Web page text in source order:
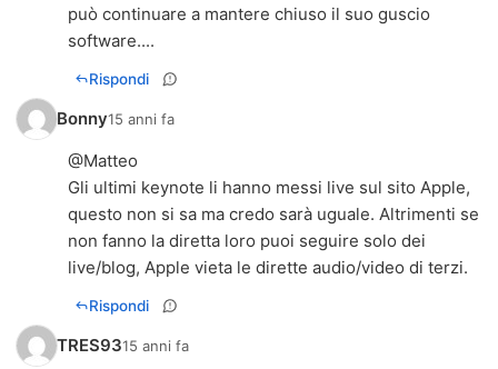
può continuare a mantere chiuso il suo guscio
software....
Rispondi
Bonny15 anni fa
@Matteo
Gli ultimi keynote li hanno messi live sul sito Apple,
questo non si sa ma credo sarà uguale. Altrimenti se
non fanno la diretta loro puoi seguire solo dei
live/blog, Apple vieta le dirette audio/video di terzi.
Rispondi
TRES9315 anni fa